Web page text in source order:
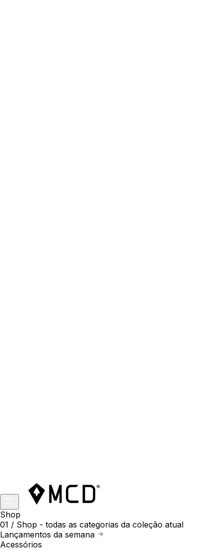
Shop
01 / Shop - todas as categorias da coleção atual
Lançamentos da semana
Acessórios